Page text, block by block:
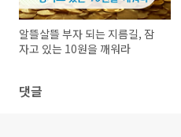
알뜰살뜰 부자 되는 지름길, 잠
자고 있는 10원을 깨워라
댓글